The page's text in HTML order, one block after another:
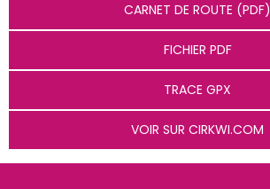
CARNET DE ROUTE (PDF)
FICHIER PDF
TRACE GPX
VOIR SUR CIRKWI.COM